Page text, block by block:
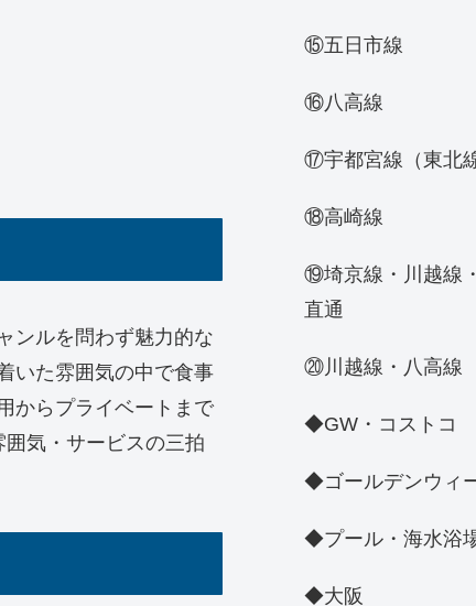
ンルを問わず魅力的な
いた雰囲気の中で食事
からプライベートまで
気・サービスの三拍
⑮五日市線
⑯八高線
⑰宇都宮線（東北線
⑱高崎線
⑲埼京線・川越線
直通
⑳川越線・八高線
◆GW・コストコ
◆ゴールデンウィ
◆プール・海水浴
◆大阪